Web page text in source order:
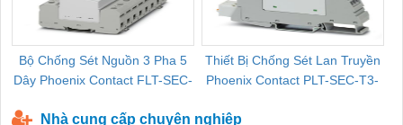
Bộ Chống Sét Nguồn 3 Pha 5
Dây Phoenix Contact FLT-SEC-
Thiết Bị Chống Sét Lan Truyền
Phoenix Contact PLT-SEC-T3-
Nhà cung cấp chuyên nghiệp